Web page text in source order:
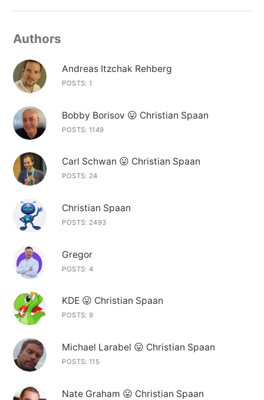
Authors
Andreas Itzchak Rehberg
POSTS: 1
Bobby Borisov 😛 Christian Spaan
POSTS: 1149
Carl Schwan 😛 Christian Spaan
POSTS: 24
Christian Spaan
POSTS: 2493
Gregor
POSTS: 4
KDE 😛 Christian Spaan
POSTS: 9
Michael Larabel 😛 Christian Spaan
POSTS: 115
Nate Graham 😛 Christian Spaan